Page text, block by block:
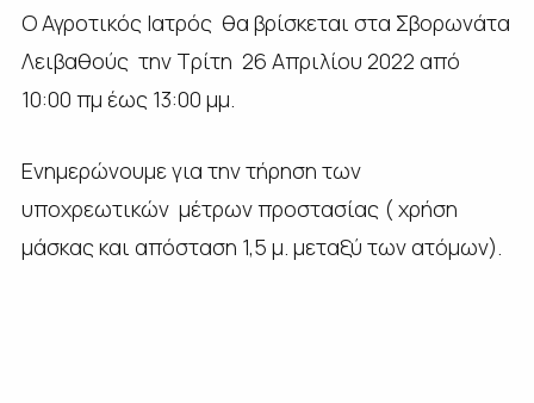
O Αγροτικός Ιατρός θα βρίσκεται στα Σβορωνάτα
Λειβαθούς την Τρίτη 26 Απριλίου 2022 από
10:00 πμ έως 13:00 μμ.
Ενημερώνουμε για την τήρηση των
υποχρεωτικών μέτρων προστασίας ( χρήση
μάσκας και απόσταση 1,5 μ. μεταξύ των ατόμων).